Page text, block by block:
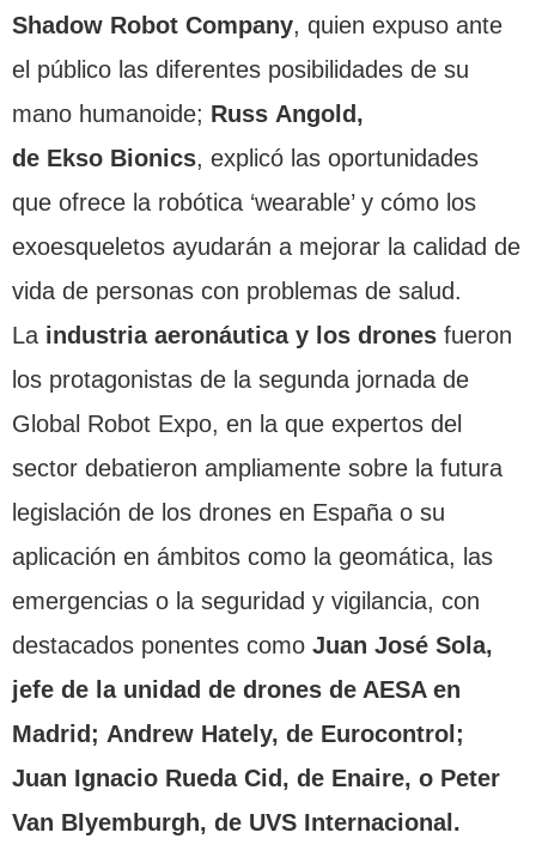
Shadow Robot Company, quien expuso ante
el público las diferentes posibilidades de su
mano humanoide; Russ Angold,
de Ekso Bionics, explicó las oportunidades
que ofrece la robótica ‘wearable’ y cómo los
exoesqueletos ayudarán a mejorar la calidad de
vida de personas con problemas de salud.
La industria aeronáutica y los drones fueron
los protagonistas de la segunda jornada de
Global Robot Expo, en la que expertos del
sector debatieron ampliamente sobre la futura
legislación de los drones en España o su
aplicación en ámbitos como la geomática, las
emergencias o la seguridad y vigilancia, con
destacados ponentes como Juan José Sola,
jefe de la unidad de drones de AESA en
Madrid; Andrew Hately, de Eurocontrol;
Juan Ignacio Rueda Cid, de Enaire, o Peter
Van Blyemburgh, de UVS Internacional.